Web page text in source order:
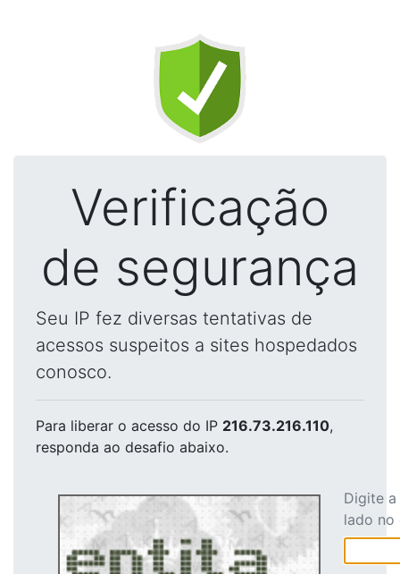
Verificação
de segurança
Seu IP fez diversas tentativas de
acessos suspeitos a sites hospedados
conosco.
Para liberar o acesso do IP 216.73.216.110,
responda ao desafio abaixo.
Digite
lado no